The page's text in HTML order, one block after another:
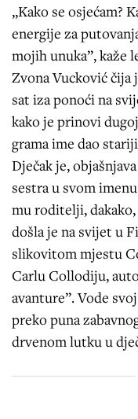
„Kako se osjećam?
energije za
mojih unuka”, kaže
Zvona Vucković čija
sat iza ponoći na
kako je prinovi
grama ime dao
Dječak je,
sestra u svom
mu roditelji,
došla je na svijet u
slikovitom mjestu
Carlu Collodiju,
avanture”. Vode
preko puna
drvenom lutku u